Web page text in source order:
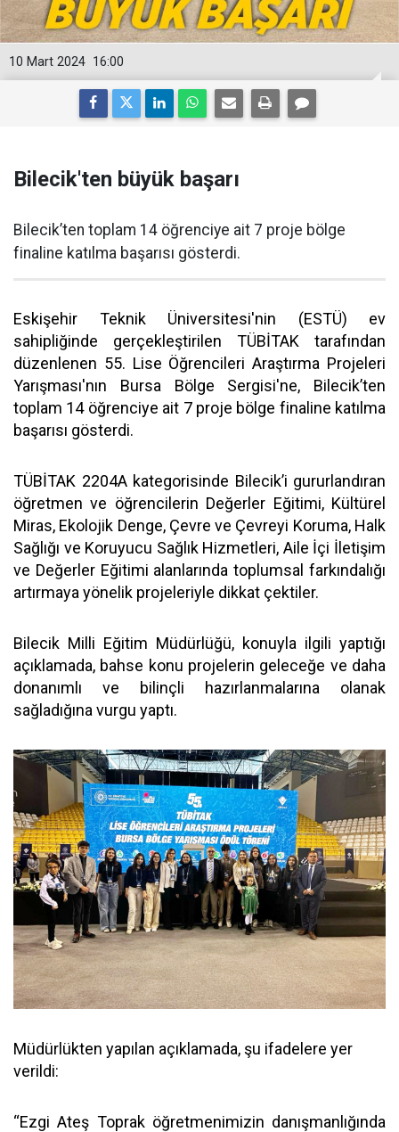
16:00
10 Mart 2024
Bilecik'ten büyük başarı
Bilecik’ten toplam 14 öğrenciye ait 7 proje bölge
finaline katılma başarısı gösterdi.
Eskişehir Teknik Üniversitesi'nin (ESTÜ) ev
sahipliğinde gerçekleştirilen TÜBİTAK tarafından
düzenlenen 55. Lise Öğrencileri Araştırma Projeleri
Yarışması'nın Bursa Bölge Sergisi'ne, Bilecik’ten
toplam 14 öğrenciye ait 7 proje bölge finaline katılma
başarısı gösterdi.
TÜBİTAK 2204A kategorisinde Bilecik’i gururlandıran
öğretmen ve öğrencilerin Değerler Eğitimi, Kültürel
Miras, Ekolojik Denge, Çevre ve Çevreyi Koruma, Halk
Sağlığı ve Koruyucu Sağlık Hizmetleri, Aile İçi İletişim
ve Değerler Eğitimi alanlarında toplumsal farkındalığı
artırmaya yönelik projeleriyle dikkat çektiler.
Bilecik Milli Eğitim Müdürlüğü, konuyla ilgili yaptığı
açıklamada, bahse konu projelerin geleceğe ve daha
donanımlı ve bilinçli hazırlanmalarına olanak
sağladığına vurgu yaptı.
Müdürlükten yapılan açıklamada, şu ifadelere yer
verildi:
“Ezgi Ateş Toprak öğretmenimizin danışmanlığında